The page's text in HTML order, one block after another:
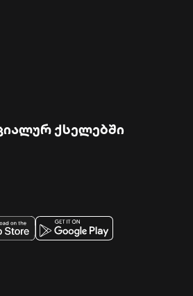
ქსელებში